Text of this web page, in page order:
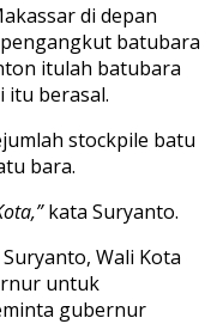
di depan
batubara
itulah batubara
itu berasal.
stockpile batu
bara.
kata Suryanto.
Wali Kota
untuk
gubernur